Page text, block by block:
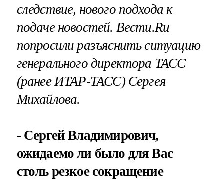
следствие, нового подхода к
подаче новостей. Вести.Ru
попросили разъяснить ситуацию
генерального директора ТАСС
(ранее ИТАР-ТАСС) Сергея
Михайлова.
- Сергей Владимирович,
ожидаемо ли было для Вас
столь резкое сокращение